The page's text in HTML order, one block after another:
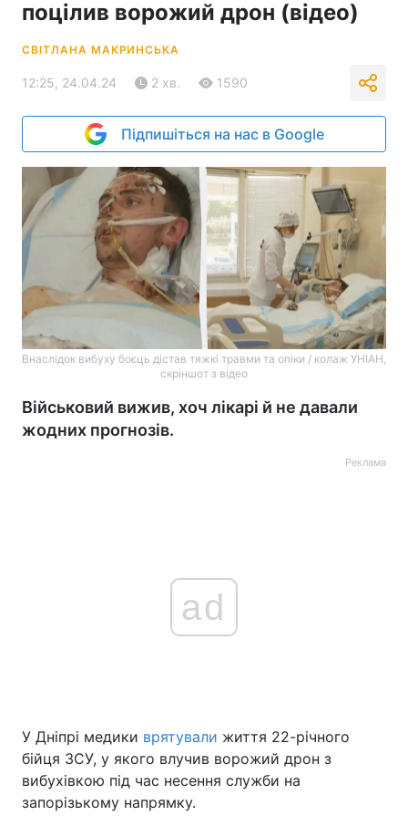
поцілив ворожий дрон (відео)
СВІТЛАНА МАКРИНСЬКА
12:25, 24.04.24 2 хв. 1590
Підпишіться на нас в Google
Внаслідок вибуху боєць дістав тяжкі травми та опіки / колаж УНІАН,
скріншот з відео
Військовий вижив, хоч лікарі й не давали
жодних прогнозів.
Реклама
ad
У Дніпрі медики врятували життя 22-річного
бійця ЗСУ, у якого влучив ворожий дрон з
вибухівкою під час несення служби на
запорізькому напрямку.